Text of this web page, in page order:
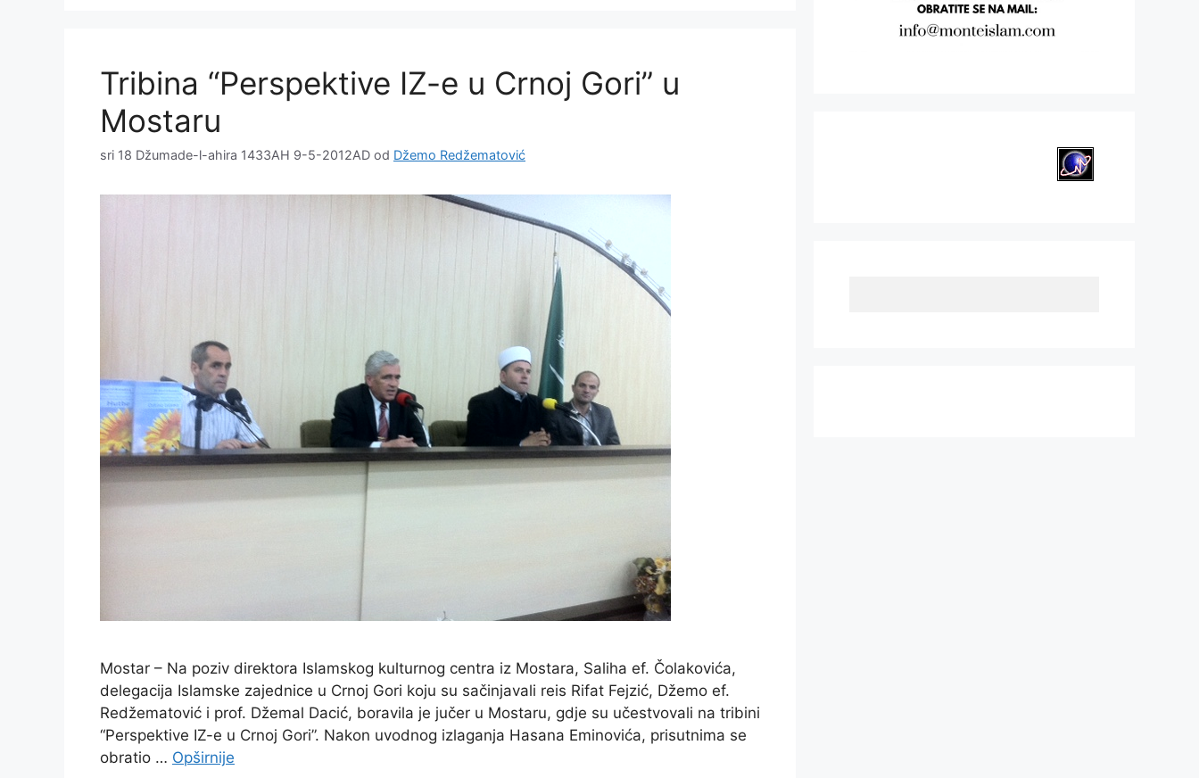
Tribina “Perspektive IZ-e u Crnoj Gori” u
Mostaru
sri 18 Džumade-l-ahira 1433AH 9-5-2012AD od Džemo Redžematović
Mostar – Na poziv direktora Islamskog kulturnog centra iz Mostara, Saliha ef. Čolakovića,
delegacija Islamske zajednice u Crnoj Gori koju su sačinjavali reis Rifat Fejzić, Džemo ef.
Redžematović i prof. Džemal Dacić, boravila je jučer u Mostaru, gdje su učestvovali na tribini
“Perspektive IZ-e u Crnoj Gori”. Nakon uvodnog izlaganja Hasana Eminovića, prisutnima se
obratio … Opširnije